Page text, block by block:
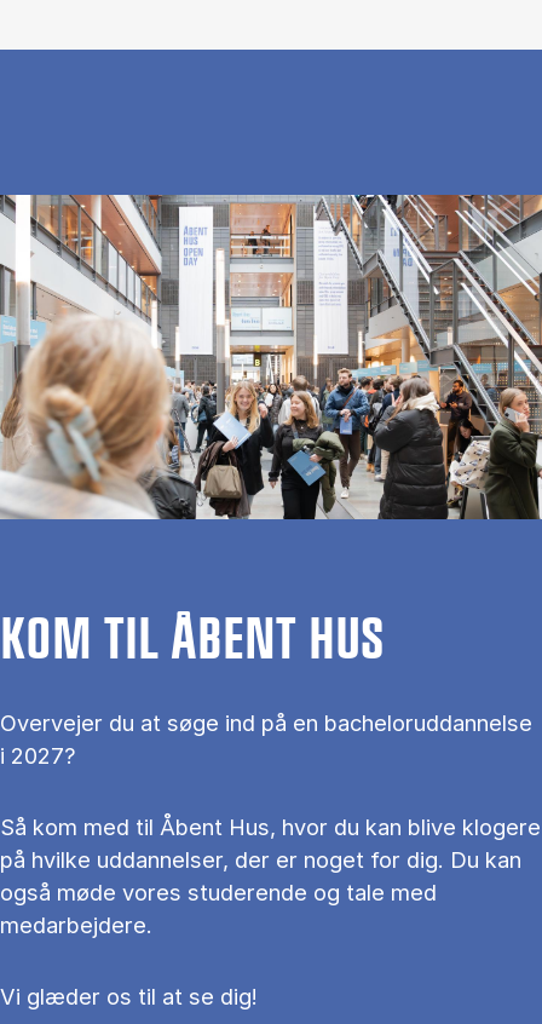
KOM TIL ÅBENT HUS
Overvejer du at søge ind på en bacheloruddannelse
i 2027?
Så kom med til Åbent Hus, hvor du kan blive klogere
på hvilke uddannelser, der er noget for dig. Du kan
også møde vores studerende og tale med
medarbejdere.
Vi glæder os til at se dig!